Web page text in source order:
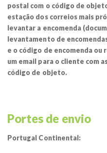
postal com o código de
estação dos correios mais
levantar a encomenda
levantamento de
e o código de encomenda
um email para o cliente com
código de objeto.
Portes de envio
Portugal Continental: